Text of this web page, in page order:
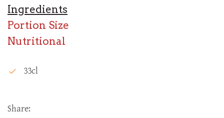
Ingredients
Portion Size
Nutritional
check 33cl
Share: